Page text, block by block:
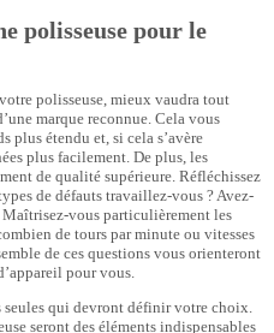
polisseuse pour le
polisseuse, mieux vaudra tout
marque reconnue. Cela vous
plus étendu et, si cela s’avère
plus facilement. De plus, les
de qualité supérieure. Réfléchissez
de défauts travaillez-vous ? Avez-
Maîtrisez-vous particulièrement les
de tours par minute ou vitesses
de ces questions vous orienteront
pour vous.
seules qui devront définir votre choix.
seront des éléments indispensables